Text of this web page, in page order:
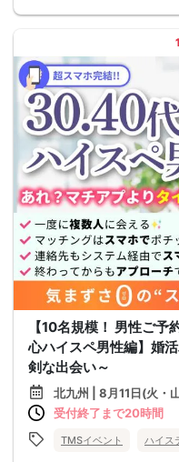
【10名規模！ 男性ご
心ハイスペ男性編】婚
剣な出会い～
北九州 | 8月11日(火・
受付終了まで20時間
TMSイベント ハイス